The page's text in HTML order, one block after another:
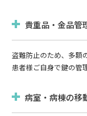
貴重品・金品管
盗難防止のため、多額
患者様ご⾃⾝で鍵の管
病室・病棟の移